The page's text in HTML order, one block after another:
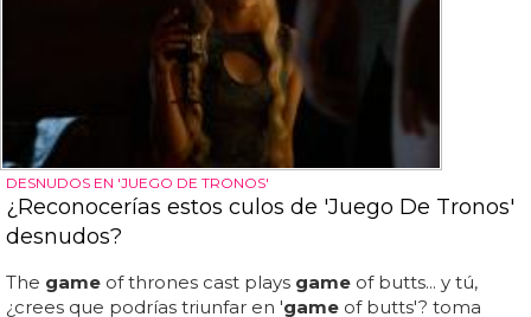
DESNUDOS EN 'JUEGO DE TRONOS'
¿Reconocerías estos culos de 'Juego De Tronos'
desnudos?
The game of thrones cast plays game of butts... y tú,
¿crees que podrías triunfar en 'game of butts'? toma